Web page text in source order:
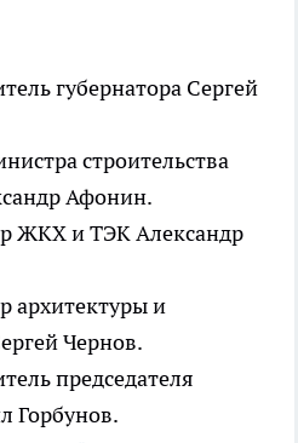
губернатора Сергей
строительства
Афонин.
ЖКХ и ТЭК Александр
архитектуры и
Чернов.
председателя
Горбунов.